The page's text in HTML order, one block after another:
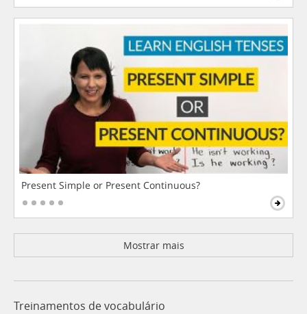
Present Simple or Present Continuous?
Mostrar mais
Treinamentos de vocabulário